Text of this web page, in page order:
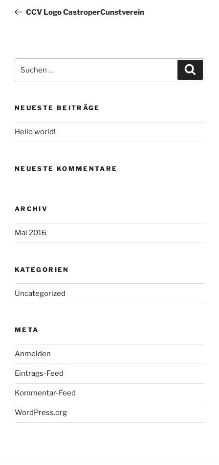
Beitrag
CCV Logo CastroperCunstverein
nach:
NEUESTE BEITRÄGE
Hello world!
NEUESTE KOMMENTARE
ARCHIV
Mai 2016
KATEGORIEN
Uncategorized
META
Anmelden
Eintrags-Feed
Kommentar-Feed
WordPress.org